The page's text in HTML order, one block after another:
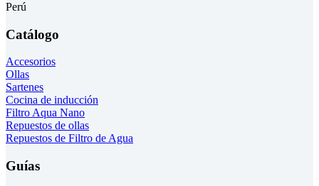
Perú
Catálogo
Accesorios
Ollas
Sartenes
Cocina de inducción
Filtro Aqua Nano
Repuestos de ollas
Repuestos de Filtro de Agua
Guías